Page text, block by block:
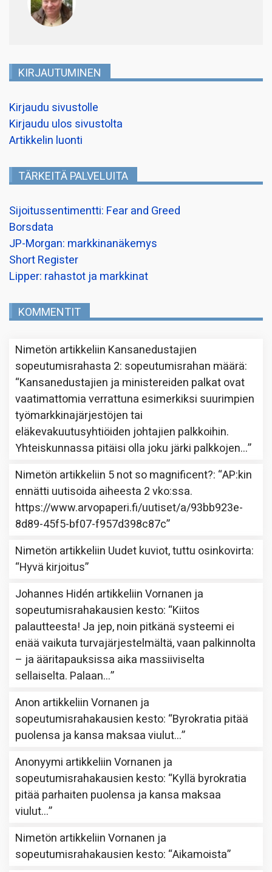
KIRJAUTUMINEN
Kirjaudu sivustolle
Kirjaudu ulos sivustolta
Artikkelin luonti
TÄRKEITÄ PALVELUITA
Sijoitussentimentti: Fear and Greed
Borsdata
JP-Morgan: markkinanäkemys
Short Register
Lipper: rahastot ja markkinat
KOMMENTIT
Nimetön artikkeliin Kansanedustajien
sopeutumisrahasta 2: sopeutumisrahan määrä:
“Kansanedustajien ja ministereiden palkat ovat
vaatimattomia verrattuna esimerkiksi suurimpien
työmarkkinajärjestöjen tai
eläkevakuutusyhtiöiden johtajien palkkoihin.
Yhteiskunnassa pitäisi olla joku järki palkkojen…”
Nimetön artikkeliin 5 not so magnificent?: “AP:kin
ennätti uutisoida aiheesta 2 vko:ssa.
https://www.arvopaperi.fi/uutiset/a/93bb923e-
8d89-45f5-bf07-f957d398c87c”
Nimetön artikkeliin Uudet kuviot, tuttu osinkovirta:
“Hyvä kirjoitus”
Johannes Hidén artikkeliinVornanen ja
sopeutumisrahakausien kesto: “Kiitos
palautteesta! Ja jep, noin pitkänä systeemi ei
enää vaikuta turvajärjestelmältä, vaan palkinnolta
– ja ääritapauksissa aika massiiviselta
sellaiselta. Palaan…”
Anon artikkeliinVornanen ja
sopeutumisrahakausien kesto: “Byrokratia pitää
puolensa ja kansa maksaa viulut…”
Anonyymi artikkeliinVornanen ja
sopeutumisrahakausien kesto: “Kyllä byrokratia
pitää parhaiten puolensa ja kansa maksaa
viulut…”
Nimetön artikkeliinVornanen ja
sopeutumisrahakausien kesto: “Aikamoista”